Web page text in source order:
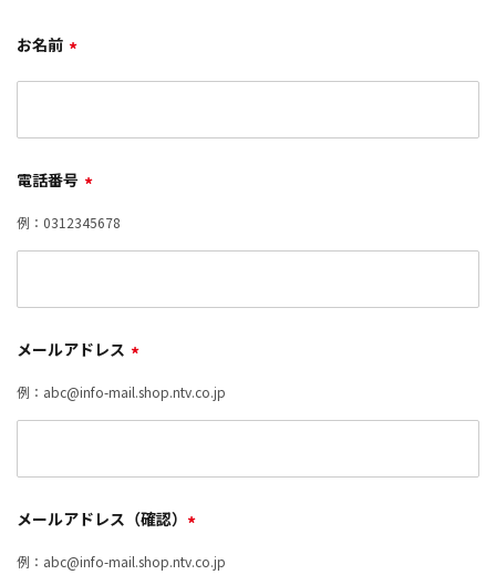
お名前 *
電話番号 *
例：0312345678
メールアドレス *
例：abc@info-mail.shop.ntv.co.jp
メールアドレス（確認） *
例：abc@info-mail.shop.ntv.co.jp